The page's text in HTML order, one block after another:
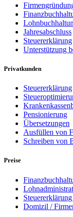
Jahresabschluss
Steuererklärung
Unterstützung
Privatkunden
Steuererklärung
Pensionierung
Übersetzungen
Ausfüllen von
Schreiben von
Preise
Domizil /